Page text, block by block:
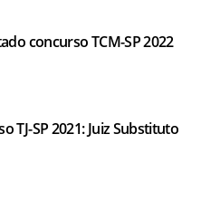
concurso TCM-SP 2022
TJ-SP 2021: Juiz Substituto